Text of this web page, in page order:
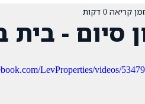
סיום - בית
זמן קריאה 0 דקות
LevProperties/videos/